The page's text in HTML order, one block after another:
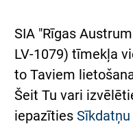
Pacienta
atsauksmju/
iesniegšanas
Kā pie mums
SIA "Rīgas
LV-1079) tīmekļa
to Taviem
Šeit Tu vari
iepazīties